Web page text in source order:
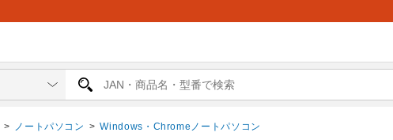
> ノートパソコン > Windows・Chromeノートパソコン